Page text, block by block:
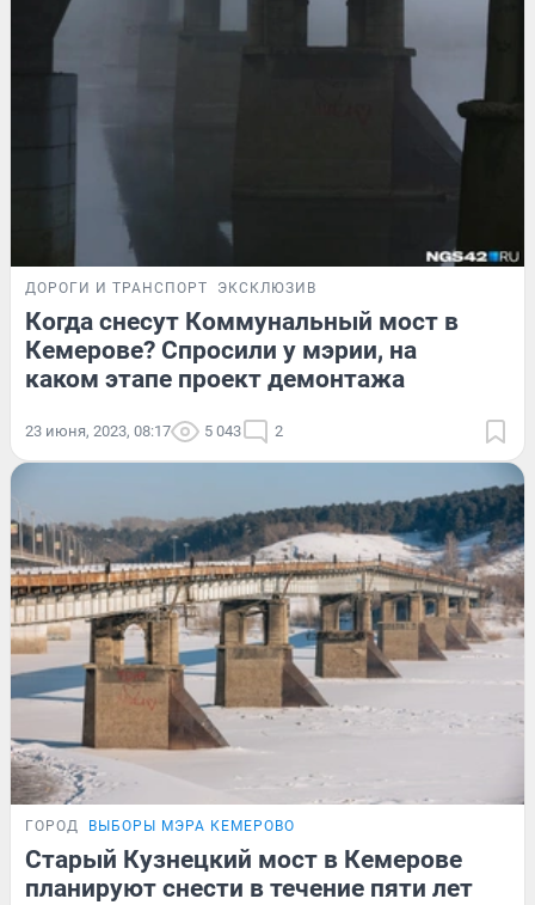
ДОРОГИ И ТРАНСПОРТ ЭКСКЛЮЗИВ
Когда снесут Коммунальный мост в
Кемерове? Спросили у мэрии, на
каком этапе проект демонтажа
23 июня, 2023, 08:17 5 043 2
ГОРОД ВЫБОРЫ МЭРА КЕМЕРОВО
Старый Кузнецкий мост в Кемерове
планируют снести в течение пяти лет